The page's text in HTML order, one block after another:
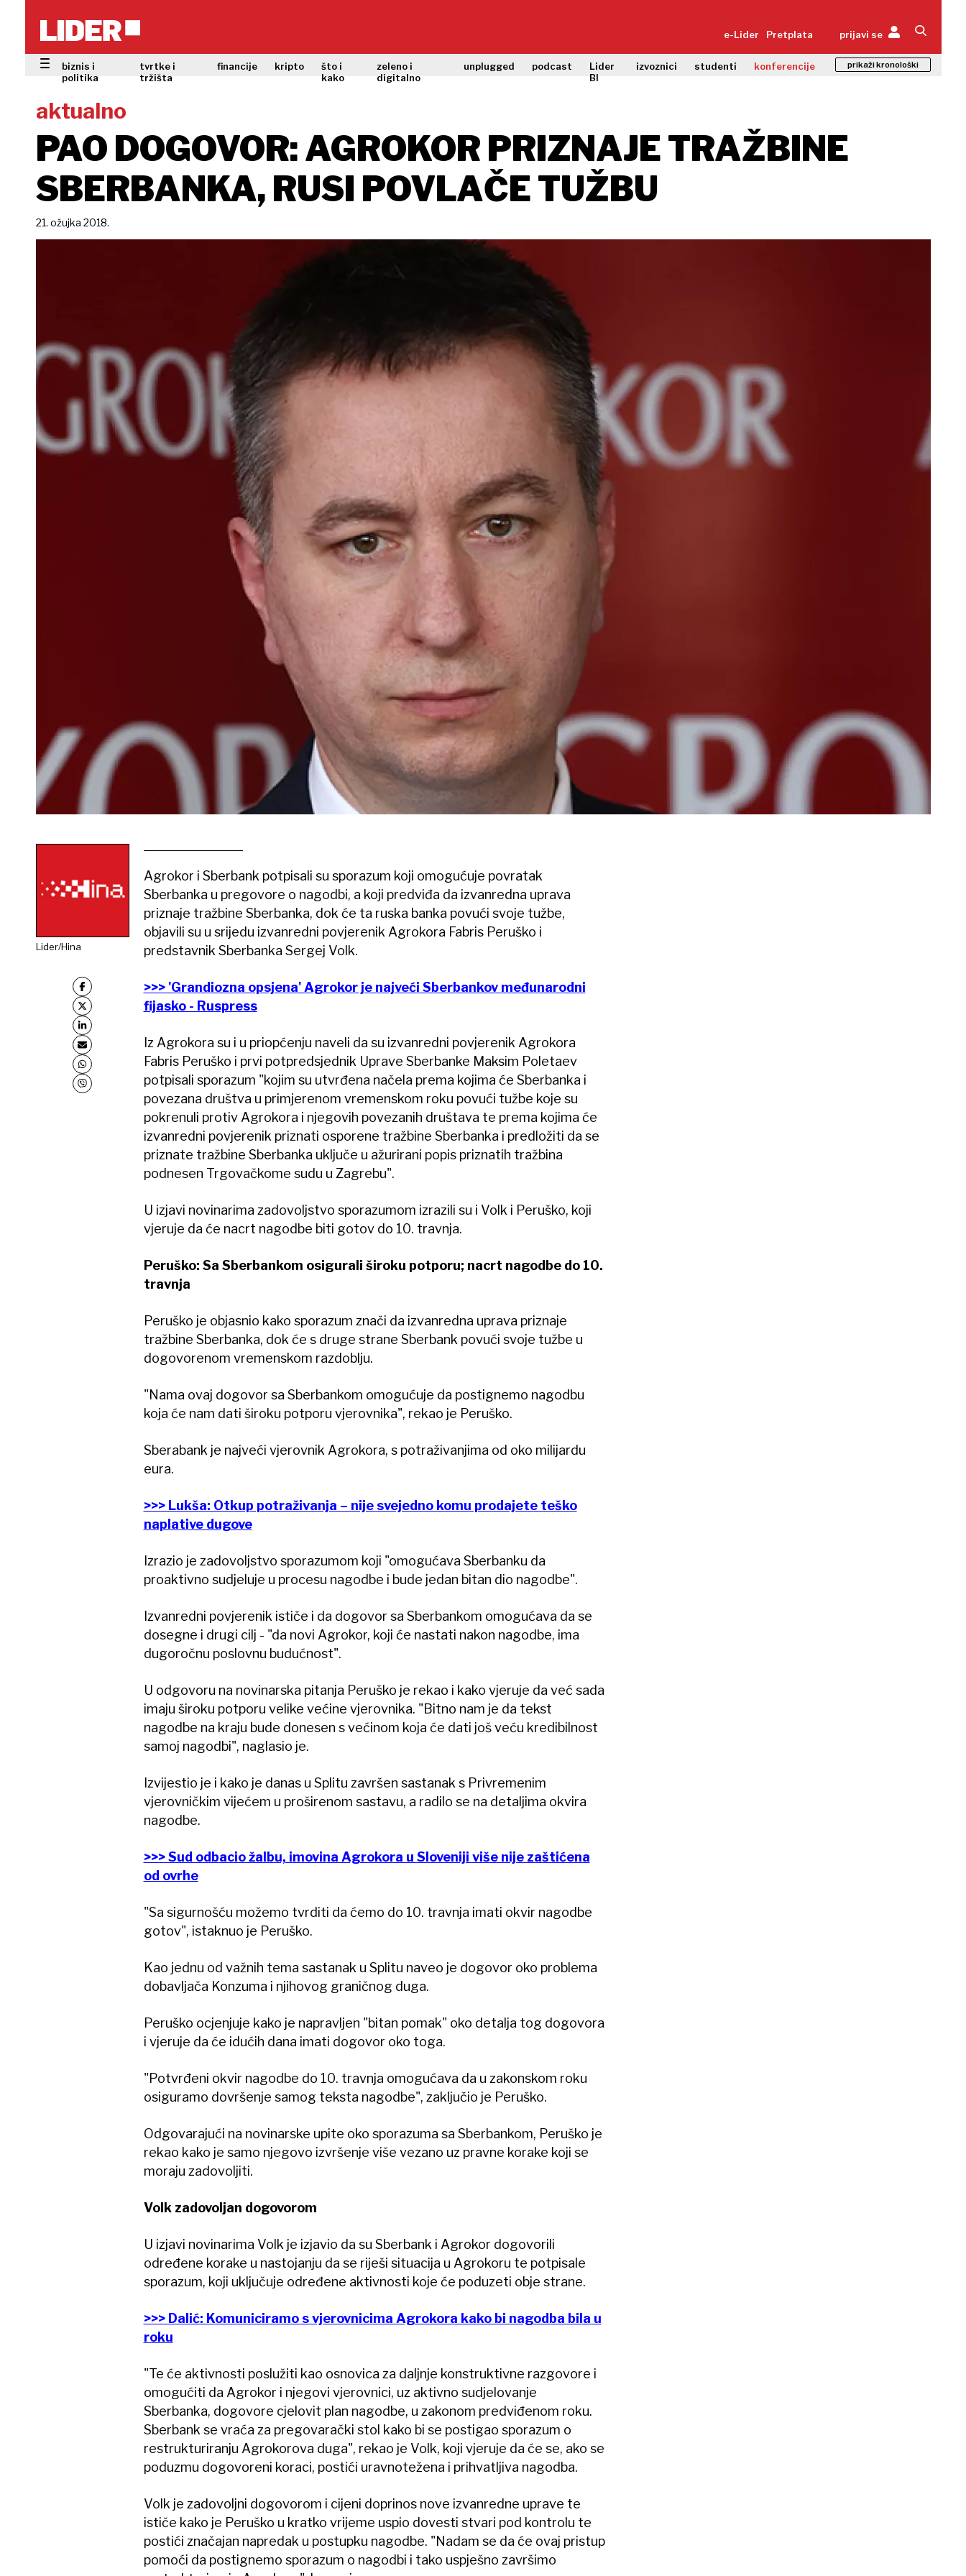
e-Lider Pretplata prijavi se
biznis i
politika
tvrtke i
tržišta
financije kripto
što i
kako
zeleno i
digitalno
unplugged podcast
Lider
BI
izvoznici studenti konferencije prikaži kronološki
aktualno
PAO DOGOVOR: AGROKOR PRIZNAJE TRAŽBINE
SBERBANKA, RUSI POVLAČE TUŽBU
21. ožujka 2018.
Lider/Hina
Agrokor i Sberbank potpisali su sporazum koji omogućuje povratak
Sberbanka u pregovore o nagodbi, a koji predviđa da izvanredna uprava
priznaje tražbine Sberbanka, dok će ta ruska banka povući svoje tužbe,
objavili su u srijedu izvanredni povjerenik Agrokora Fabris Peruško i
predstavnik Sberbanka Sergej Volk.
>>> 'Grandiozna opsjena' Agrokor je najveći Sberbankov međunarodni
fijasko - Ruspress
Iz Agrokora su i u priopćenju naveli da su izvanredni povjerenik Agrokora
Fabris Peruško i prvi potpredsjednik Uprave Sberbanke Maksim Poletaev
potpisali sporazum "kojim su utvrđena načela prema kojima će Sberbanka i
povezana društva u primjerenom vremenskom roku povući tužbe koje su
pokrenuli protiv Agrokora i njegovih povezanih društava te prema kojima će
izvanredni povjerenik priznati osporene tražbine Sberbanka i predložiti da se
priznate tražbine Sberbanka uključe u ažurirani popis priznatih tražbina
podnesen Trgovačkome sudu u Zagrebu".
U izjavi novinarima zadovoljstvo sporazumom izrazili su i Volk i Peruško, koji
vjeruje da će nacrt nagodbe biti gotov do 10. travnja.
Peruško: Sa Sberbankom osigurali široku potporu; nacrt nagodbe do 10.
travnja
Peruško je objasnio kako sporazum znači da izvanredna uprava priznaje
tražbine Sberbanka, dok će s druge strane Sberbank povući svoje tužbe u
dogovorenom vremenskom razdoblju.
"Nama ovaj dogovor sa Sberbankom omogućuje da postignemo nagodbu
koja će nam dati široku potporu vjerovnika", rekao je Peruško.
Sberabank je najveći vjerovnik Agrokora, s potraživanjima od oko milijardu
eura.
>>> Lukša: Otkup potraživanja – nije svejedno komu prodajete teško
naplative dugove
Izrazio je zadovoljstvo sporazumom koji "omogućava Sberbanku da
proaktivno sudjeluje u procesu nagodbe i bude jedan bitan dio nagodbe".
Izvanredni povjerenik ističe i da dogovor sa Sberbankom omogućava da se
dosegne i drugi cilj - "da novi Agrokor, koji će nastati nakon nagodbe, ima
dugoročnu poslovnu budućnost".
U odgovoru na novinarska pitanja Peruško je rekao i kako vjeruje da već sada
imaju široku potporu velike većine vjerovnika. "Bitno nam je da tekst
nagodbe na kraju bude donesen s većinom koja će dati još veću kredibilnost
samoj nagodbi", naglasio je.
Izvijestio je i kako je danas u Splitu završen sastanak s Privremenim
vjerovničkim vijećem u proširenom sastavu, a radilo se na detaljima okvira
nagodbe.
>>> Sud odbacio žalbu, imovina Agrokora u Sloveniji više nije zaštićena
od ovrhe
"Sa sigurnošću možemo tvrditi da ćemo do 10. travnja imati okvir nagodbe
gotov", istaknuo je Peruško.
Kao jednu od važnih tema sastanak u Splitu naveo je dogovor oko problema
dobavljača Konzuma i njihovog graničnog duga.
Peruško ocjenjuje kako je napravljen "bitan pomak" oko detalja tog dogovora
i vjeruje da će idućih dana imati dogovor oko toga.
"Potvrđeni okvir nagodbe do 10. travnja omogućava da u zakonskom roku
osiguramo dovršenje samog teksta nagodbe", zaključio je Peruško.
Odgovarajući na novinarske upite oko sporazuma sa Sberbankom, Peruško je
rekao kako je samo njegovo izvršenje više vezano uz pravne korake koji se
moraju zadovoljiti.
Volk zadovoljan dogovorom
U izjavi novinarima Volk je izjavio da su Sberbank i Agrokor dogovorili
određene korake u nastojanju da se riješi situacija u Agrokoru te potpisale
sporazum, koji uključuje određene aktivnosti koje će poduzeti obje strane.
>>> Dalić: Komuniciramo s vjerovnicima Agrokora kako bi nagodba bila u
roku
"Te će aktivnosti poslužiti kao osnovica za daljnje konstruktivne razgovore i
omogućiti da Agrokor i njegovi vjerovnici, uz aktivno sudjelovanje
Sberbanka, dogovore cjelovit plan nagodbe, u zakonom predviđenom roku.
Sberbank se vraća za pregovarački stol kako bi se postigao sporazum o
restrukturiranju Agrokorova duga", rekao je Volk, koji vjeruje da će se, ako se
poduzmu dogovoreni koraci, postići uravnotežena i prihvatljiva nagodba.
Volk je zadovoljni dogovorom i cijeni doprinos nove izvanredne uprave te
ističe kako je Peruško u kratko vrijeme uspio dovesti stvari pod kontrolu te
postići značajan napredak u postupku nagodbe. "Nadam se da će ovaj pristup
pomoći da postignemo sporazum o nagodbi i tako uspješno završimo